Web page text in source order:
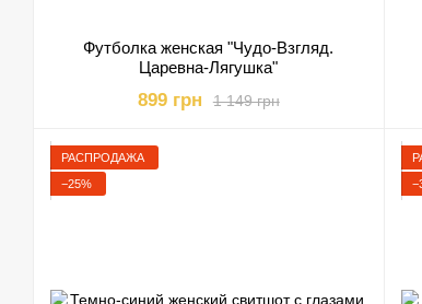
Футболка женская "Чудо-Взгляд.
Царевна-Лягушка"
1 149 грн
899 грн
РАСПРОДАЖА
−25%